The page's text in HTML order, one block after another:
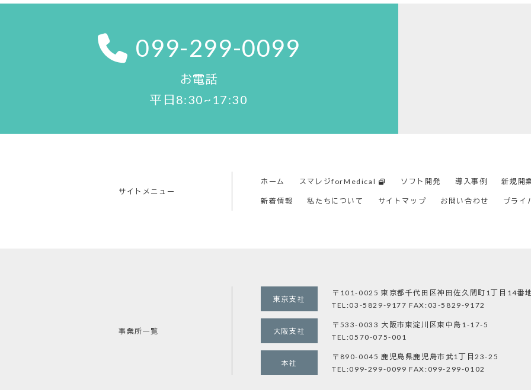
099-299-0099
お電話
平日 8:30~17:30
サイトメニュー
ホーム スマレジforMedical ソフト開発 導入事例 新規開
新着情報 私たちについて サイトマップ お問い合わせ プライ
事業所一覧
東京支社
〒101-0025 東京都千代田区神田佐久間町1丁目14番
TEL:03-5829-9177 FAX:03-5829-9172
大阪支社
〒533-0033 大阪市東淀川区東中島1-17-5
TEL:0570-075-001
本社
〒890-0045 鹿児島県鹿児島市武1丁目23-25
TEL:099-299-0099 FAX:099-299-0102